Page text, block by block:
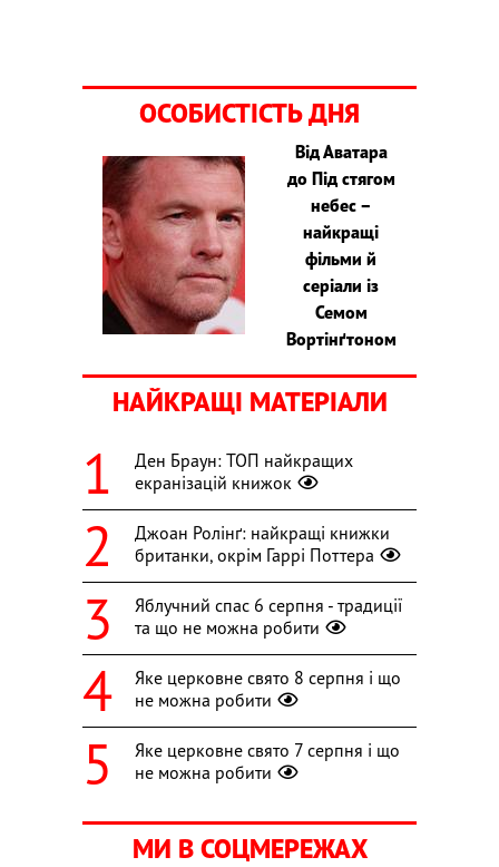
ОСОБИСТІСТЬ ДНЯ
Від Аватара
до Під стягом
небес –
найкращі
фільми й
серіали із
Семом
Вортінґтоном
НАЙКРАЩІ МАТЕРІАЛИ
Ден Браун: ТОП найкращих
екранізацій книжок
Джоан Ролінґ: найкращі книжки
британки, окрім Гаррі Поттера
Яблучний спас 6 серпня - традиції
та що не можна робити
Яке церковне свято 8 серпня і що
не можна робити
Яке церковне свято 7 серпня і що
не можна робити
МИ В СОЦМЕРЕЖАХ